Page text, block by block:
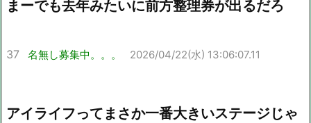
まーでも去年みたいに前方整理券が出るだろ
37 名無し募集中。。。 2026/04/22(水) 13:06:07.11
アイライフってまさか一番大きいステージじゃ